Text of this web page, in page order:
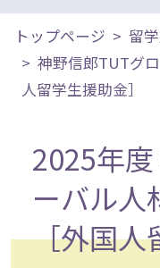
トップページ 留
神野信郎TUTグ
人留学生援助金］
2025年
ーバル人
［外国人